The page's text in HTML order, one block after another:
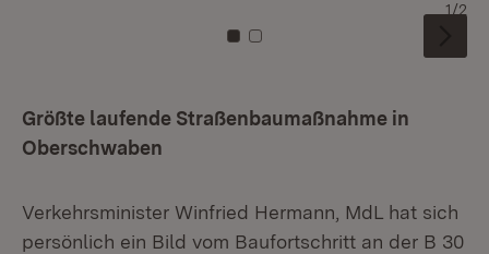
Zu Kachel: 0
Zu Kachel: 1
1/2
Größte laufende Straßenbaumaßnahme in
Oberschwaben
Verkehrsminister Winfried Hermann, MdL hat sich
persönlich ein Bild vom Baufortschritt an der B 30